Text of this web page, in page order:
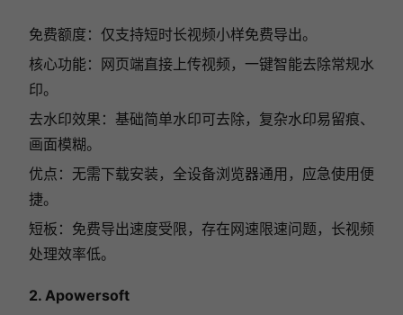
免费额度：仅支持短时长视频小样免费导出。
核心功能：网页端直接上传视频，一键智能去除常规水
印。
去水印效果：基础简单水印可去除，复杂水印易留痕、
画面模糊。
优点：无需下载安装，全设备浏览器通用，应急使用便
捷。
短板：免费导出速度受限，存在网速限速问题，长视频
处理效率低。
2. Apowersoft